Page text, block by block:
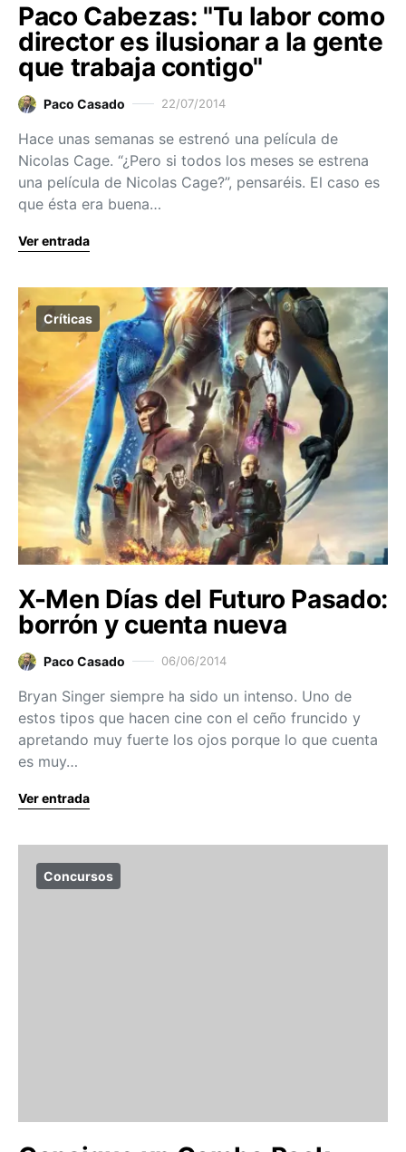
Paco Cabezas: "Tu labor como
director es ilusionar a la gente
que trabaja contigo"
Paco Casado 22/07/2014
Hace unas semanas se estrenó una película de
Nicolas Cage. “¿Pero si todos los meses se estrena
una película de Nicolas Cage?”, pensaréis. El caso es
que ésta era buena…
Ver entrada
Críticas
X-Men Días del Futuro Pasado:
borrón y cuenta nueva
Paco Casado 06/06/2014
Bryan Singer siempre ha sido un intenso. Uno de
estos tipos que hacen cine con el ceño fruncido y
apretando muy fuerte los ojos porque lo que cuenta
es muy…
Ver entrada
Concursos